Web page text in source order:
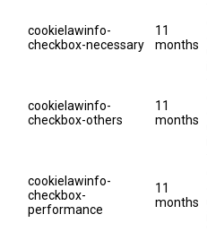
cookielawinfo-
checkbox-necessary
11
months
cookielawinfo-
checkbox-others
11
months
cookielawinfo-
checkbox-
performance
11
months